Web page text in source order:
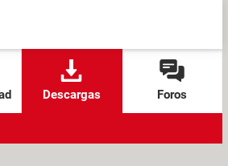
Descargas Foros